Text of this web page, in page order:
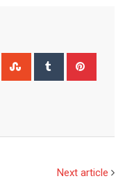
WhatsappStumbleUpon
Tumblr
Next article